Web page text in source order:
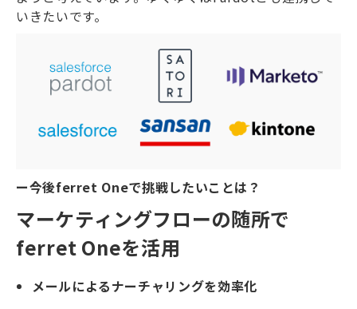
いきたいです。
ー今後ferret Oneで挑戦したいことは？
マーケティングフローの随所で
ferret Oneを活用
メールによるナーチャリングを効率化